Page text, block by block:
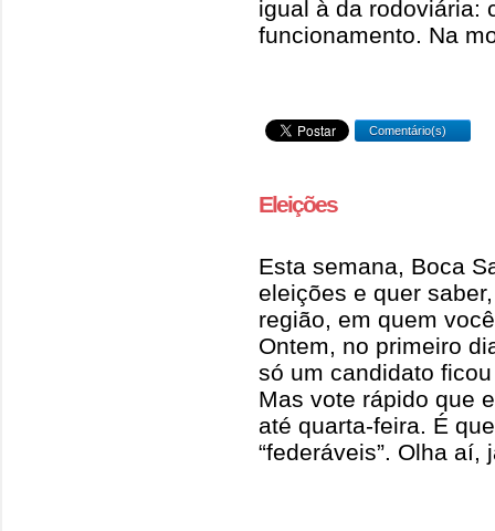
igual à da rodoviária:
funcionamento. Na
Comentário(s)
Eleições
Esta semana, Boca
eleições e quer
região, em quem
Ontem, no primeiro
só um candidato
Mas vote rápido que
até quarta-feira. É
“federáveis”. Olha